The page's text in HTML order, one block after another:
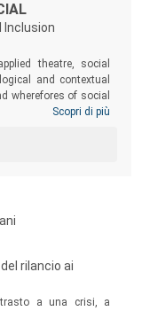
Inclusion
theatre, social
and contextual
wherefores of social
around two
the Social.
held in Milan on
Scopri di più
rilancio ai
a una crisi, a